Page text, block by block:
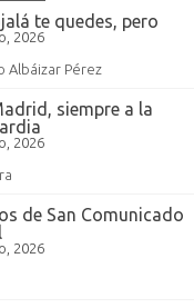
te quedes, pero
2026
Albáizar Pérez
siempre a la
2026
de San Comunicado
2026